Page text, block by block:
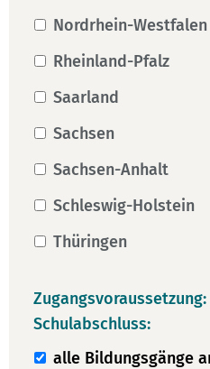
Nordrhein-Westfalen
Rheinland-Pfalz
Saarland
Sachsen
Sachsen-Anhalt
Schleswig-Holstein
Thüringen
Schulabschluss:
alle Bildungsgänge